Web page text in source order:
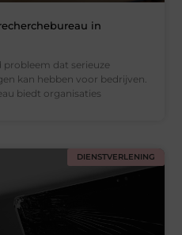
in
probleem dat serieuze
kan hebben voor bedrijven.
biedt organisaties
DIENSTVERLENING